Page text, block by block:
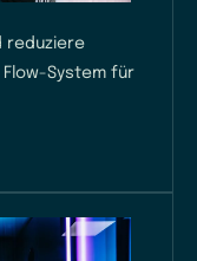
reduziere
System für